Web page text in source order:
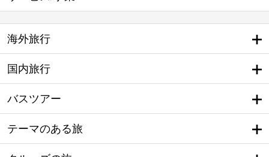
海外旅行
国内旅行
バスツアー
テーマのある旅